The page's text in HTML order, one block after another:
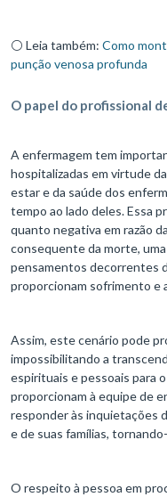
⚪ Leia também: Como
punção venosa profunda
O papel do profissional
A enfermagem tem
hospitalizadas em virtude
estar e da saúde dos
tempo ao lado deles. Essa
quanto negativa em razão
consequente da morte,
pensamentos decorrentes
proporcionam sofrimento e
Assim, este cenário pode
impossibilitando a
espirituais e pessoais para
proporcionam à equipe de
responder às inquietações
e de suas famílias,
O respeito à pessoa em